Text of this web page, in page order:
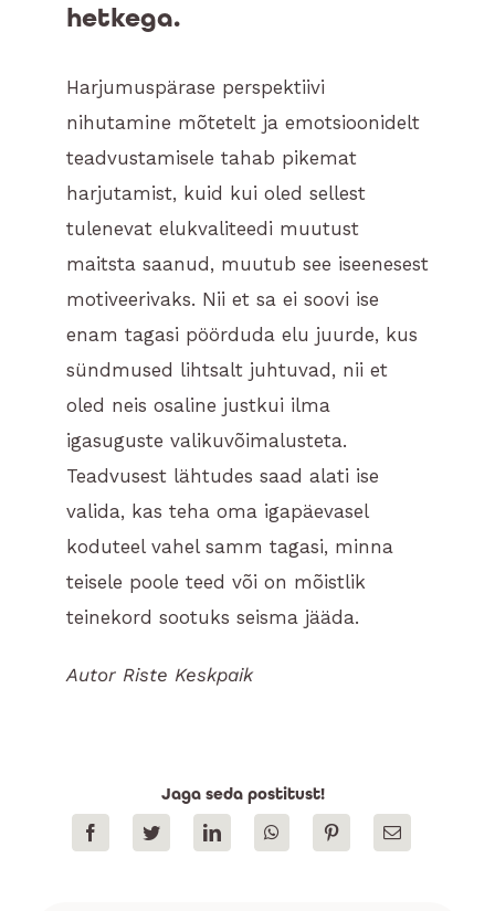
hetkega.
Harjumuspärase perspektiivi
nihutamine mõtetelt ja emotsioonidelt
teadvustamisele tahab pikemat
harjutamist, kuid kui oled sellest
tulenevat elukvaliteedi muutust
maitsta saanud, muutub see iseenesest
motiveerivaks. Nii et sa ei soovi ise
enam tagasi pöörduda elu juurde, kus
sündmused lihtsalt juhtuvad, nii et
oled neis osaline justkui ilma
igasuguste valikuvõimalusteta.
Teadvusest lähtudes saad alati ise
valida, kas teha oma igapäevasel
koduteel vahel samm tagasi, minna
teisele poole teed või on mõistlik
teinekord sootuks seisma jääda.
Autor Riste Keskpaik
Jaga seda postitust!